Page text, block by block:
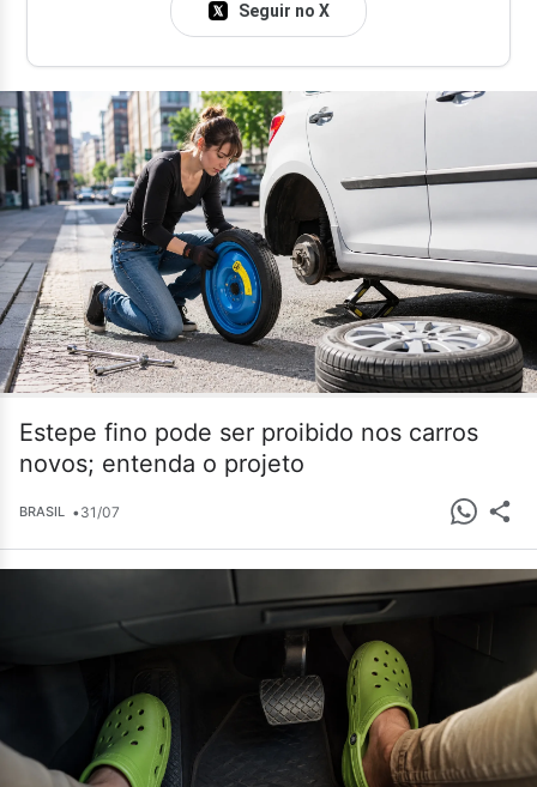
Seguir no X
Estepe fino pode ser proibido nos carros
novos; entenda o projeto
BRASIL •31/07